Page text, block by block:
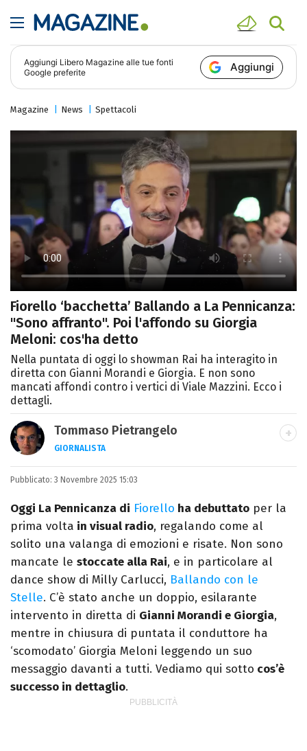
Aggiungi Libero Magazine alle tue fonti
Google preferite
Aggiungi
Magazine News Spettacoli
Fiorello ‘bacchetta’ Ballando a La Pennicanza:
"Sono affranto". Poi l'affondo su Giorgia
Meloni: cos'ha detto
Nella puntata di oggi lo showman Rai ha interagito in
diretta con Gianni Morandi e Giorgia. E non sono
mancati affondi contro i vertici di Viale Mazzini. Ecco i
dettagli.
Tommaso Pietrangelo
GIORNALISTA
Autore, giornalista, cantautore. Laureato in
cinema, poesia e Shakespeare. Scrive
canzoni e ama i gatti.
Pubblicato: 3 Novembre 2025 15:03
Oggi La Pennicanza di Fiorello ha debuttato per la
prima volta in visual radio, regalando come al
solito una valanga di emozioni e risate. Non sono
mancate le stoccate alla Rai, e in particolare al
dance show di Milly Carlucci, Ballando con le
Stelle. C’è stato anche un doppio, esilarante
intervento in diretta di Gianni Morandi e Giorgia,
mentre in chiusura di puntata il conduttore ha
‘scomodato’ Giorgia Meloni leggendo un suo
messaggio davanti a tutti. Vediamo qui sotto cos’è
successo in dettaglio.